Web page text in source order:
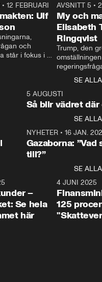
27:30
•12 FEBRUARI
Ulf
och
står i fokus i
Ulf Kristersson
AVSNITT 5 •
My och
Elisabeth
Ringqvist
Trump, den
centrum i
avsnittet av
Makten”. Se
Aftonbladets
Rohwedder
Thand Ring
SE ALLA
5 AUGUSTI
Så blir vädret där
SE ALLA
NYHETER• 16 JAN.
Gazaborna:
till?”
SE ALLA
4:29
–
Se hela
här
4 JUNI 2025
125